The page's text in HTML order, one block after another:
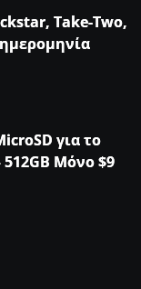
Take-Two,
για το
Μόνο $98